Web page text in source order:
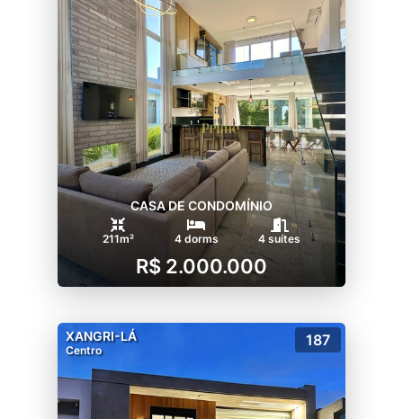
CASA DE CONDOMÍNIO
211m² 4 dorms 4 suítes
R$ 2.000.000
XANGRI-LÁ
Centro
187